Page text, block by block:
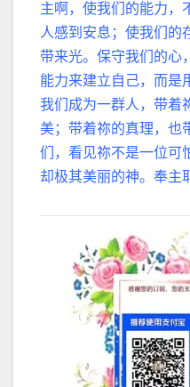
主啊，使我们的能力，
人感到安息；使我们的
带来光。 保守我们的心
能力来建立自己，而是
我们成为一群人，带着
美；带着祢的真理，也
们，看见祢不是一位可
却极其美丽的神。 奉主